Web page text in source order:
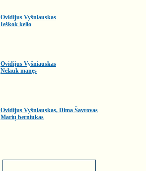
Ovidijus Vyšniauskas
Ieškok kelio
Ovidijus Vyšniauskas
Nelauk manęs
Ovidijus Vyšniauskas, Dima Šavrovas
Marių berniukas